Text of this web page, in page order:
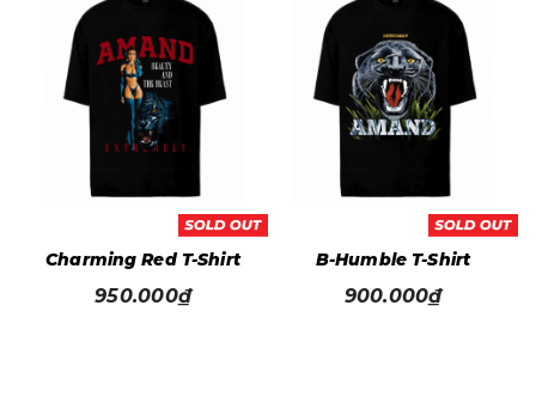
Charming Red T-Shirt
950.000₫
B-Humble T-Shirt
900.000₫